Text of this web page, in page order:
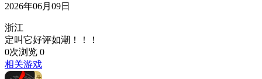
2026年06月09日
浙江
定叫它好评如潮！！！
0次浏览 0
相关游戏